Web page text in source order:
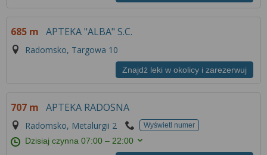
685 m APTEKA "ALBA" S.C.
Radomsko, Targowa 10
Znajdź leki w okolicy i zarezerwuj
707 m APTEKA RADOSNA
Radomsko, Metalurgii 2 Wyświetl numer
Dzisiaj czynna07:00 – 22:00